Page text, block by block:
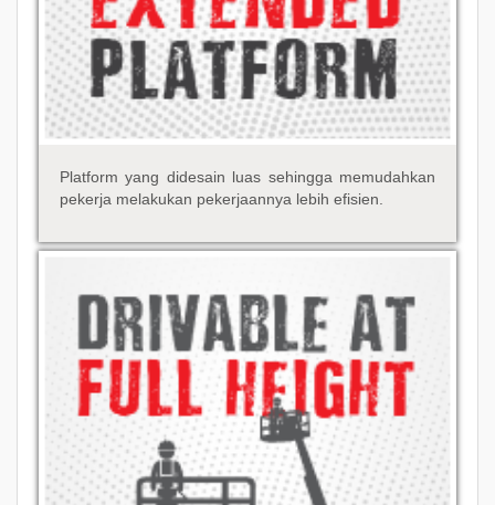
Platform yang didesain luas sehingga memudahkan
pekerja melakukan pekerjaannya lebih efisien.